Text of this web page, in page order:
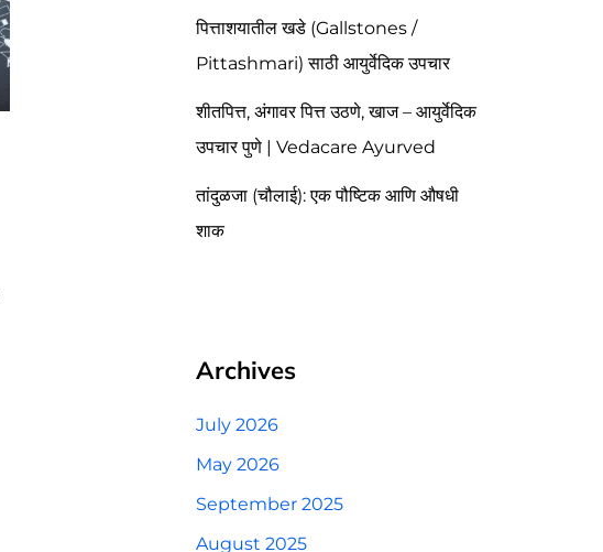
पित्ताशयातील खडे (Gallstones /
Pittashmari) साठी आयुर्वेदिक उपचार
शीतपित्त, अंगावर पित्त उठणे, खाज – आयुर्वेदिक
उपचार पुणे | Vedacare Ayurved
तांदुळजा (चौलाई): एक पौष्टिक आणि औषधी
शाक
Archives
July 2026
May 2026
September 2025
August 2025